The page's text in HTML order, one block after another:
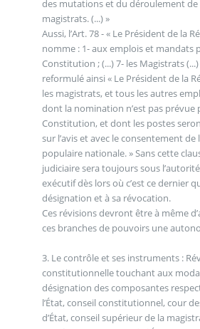
des mutations et du déroulement de
magistrats. (...) »
Aussi, l’Art. 78 - « Le Président de la
nomme : 1- aux emplois et mandats
Constitution ; (...) 7- les Magistrats
reformulé ainsi « Le Président de la
les magistrats, et tous les autres
dont la nomination n’est pas prévue
Constitution, et dont les postes
sur l’avis et avec le consentement de
populaire nationale. » Sans cette
judiciaire sera toujours sous
exécutif dès lors où c’est ce dernier
désignation et à sa révocation.
Ces révisions devront être à même
ces branches de pouvoirs une
3. Le contrôle et ses instruments :
constitutionnelle touchant aux
désignation des composantes
l’État, conseil constitutionnel, cour
d’État, conseil supérieur de la